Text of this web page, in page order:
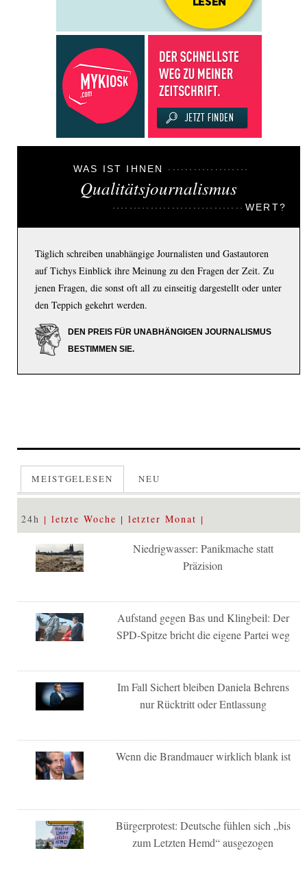
WAS IST IHNEN
Qualitätsjournalismus
WERT?
Täglich schreiben unabhängige Journalisten und Gastautoren
auf Tichys Einblick ihre Meinung zu den Fragen der Zeit. Zu
jenen Fragen, die sonst oft all zu einseitig dargestellt oder unter
den Teppich gekehrt werden.
DEN PREIS FÜR UNABHÄNGIGEN JOURNALISMUS
BESTIMMEN SIE.
MEISTGELESEN NEU
24h letzte Woche letzter Monat
Niedrigwasser: Panikmache statt
Präzision
Aufstand gegen Bas und Klingbeil: Der
SPD-Spitze bricht die eigene Partei weg
Im Fall Sichert bleiben Daniela Behrens
nur Rücktritt oder Entlassung
Wenn die Brandmauer wirklich blank ist
Bürgerprotest: Deutsche fühlen sich „bis
zum Letzten Hemd“ ausgezogen